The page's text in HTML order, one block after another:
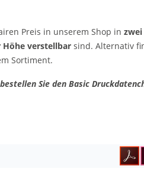
Preis in unserem Shop in
Höhe verstellbar sind. Alternativ
Sortiment.
Sie den Basic